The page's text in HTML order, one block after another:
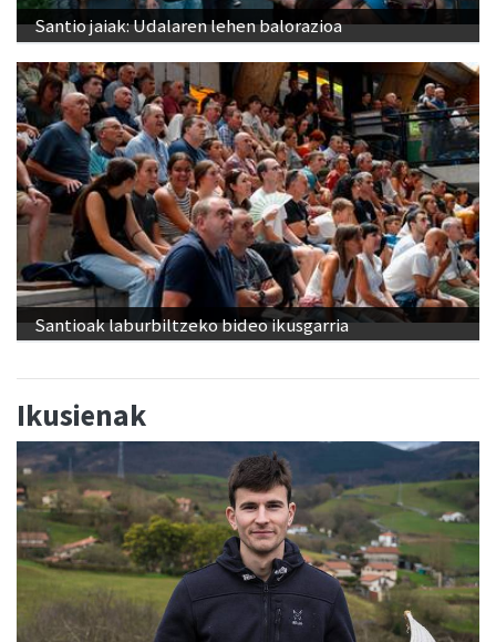
Santio jaiak: Udalaren lehen balorazioa
Santioak laburbiltzeko bideo ikusgarria
Ikusienak